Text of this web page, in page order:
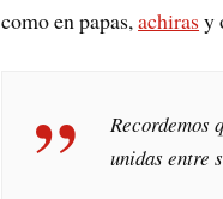
como en papas,achiras y
Recordemos
unidas entre